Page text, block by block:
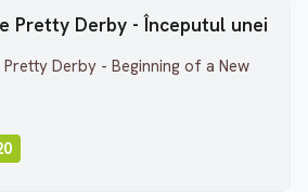
Pretty Derby - Începutul unei
Pretty Derby - Beginning of a New